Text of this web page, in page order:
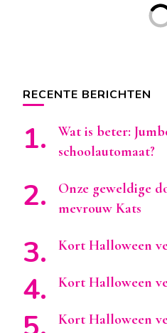
RECENTE BERICHTEN
Wat is beter:
schoolautomaat?
Onze geweldige
mevrouw Kats
Kort Halloween
Kort Halloween
Kort Halloween